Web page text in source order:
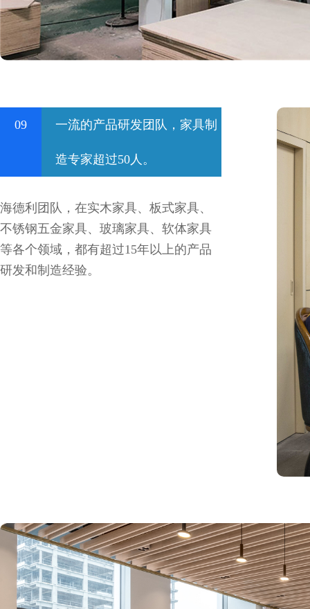
09 一流的产品研发团队，家具制
造专家超过50人。
海德利团队，在实木家具、板式家具、
不锈钢五金家具、玻璃家具、软体家具
等各个领域，都有超过15年以上的产品
研发和制造经验。